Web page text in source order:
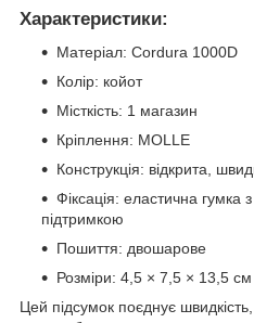
Характеристики:
Матеріал: Cordura 1000D
Колір: койот
Місткість: 1 магазин
Кріплення: MOLLE
Конструкція: відкрита,
Фіксація: еластична гумка
підтримкою
Пошиття: двошарове
Розміри: 4,5 × 7,5 × 13,5 см
Цей підсумок поєднує